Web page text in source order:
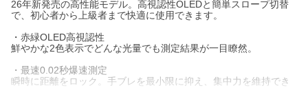
26年新発売の高性能モデル。高視認性OLEDと簡単スロープ切替
で、初心者から上級者まで快適に使用できます。
・赤緑OLED高視認性
鮮やかな2色表示でどんな光量でも測定結果が一目瞭然。
・最速0.02秒爆速測定
瞬時に距離をロック。手ブレを最小限に抑え、集中力を維持でき